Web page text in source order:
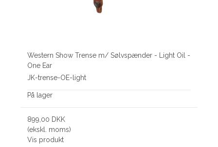
Western Show Trense m/ Sølvspænder - Light Oil -
One Ear
JK-trense-OE-light
På lager
899,00 DKK
(ekskl. moms)
Vis produkt